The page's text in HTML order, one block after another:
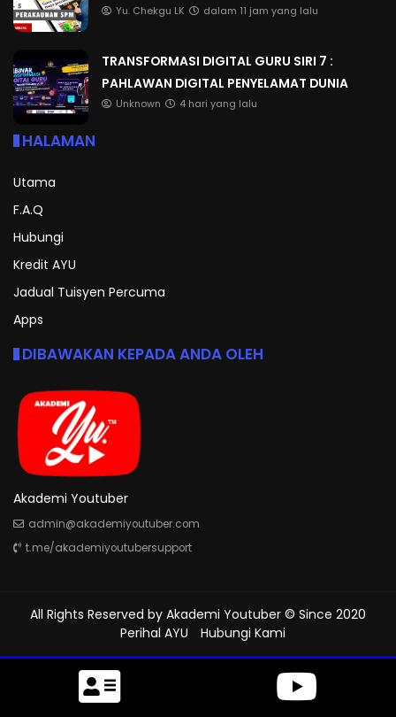
Yu. Chekgu LK dalam 11 jam yang lalu
TRANSFORMASI DIGITAL GURU SIRI 7 :
PAHLAWAN DIGITAL PENYELAMAT DUNIA
Unknown 4 hari yang lalu
HALAMAN
Utama
F.A.Q
Hubungi
Kredit AYU
Jadual Tuisyen Percuma
Apps
DIBAWAKAN KEPADA ANDA OLEH
Akademi Youtuber
admin@akademiyoutuber.com
t.me/akademiyoutubersupport
All Rights Reserved by Akademi Youtuber © Since 2020
Perihal AYU
Hubungi Kami